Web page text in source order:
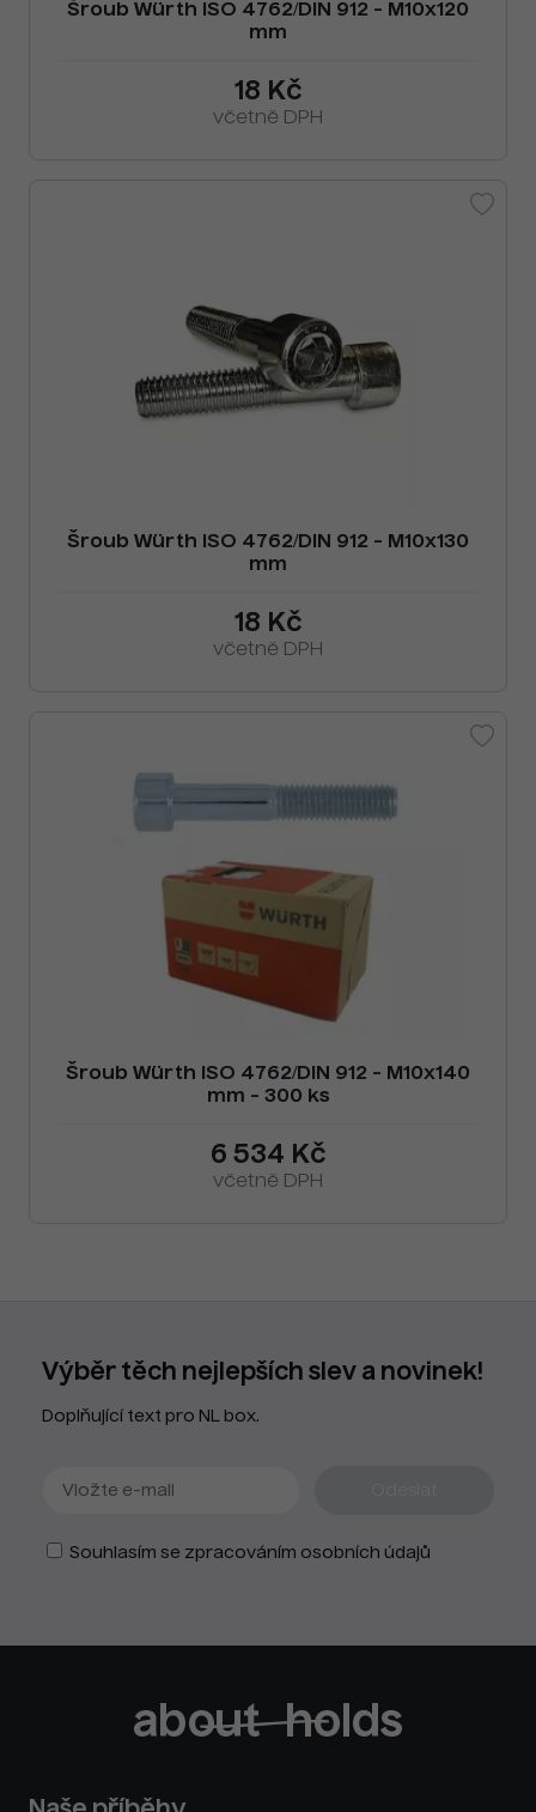
Šroub Würth ISO 4762/DIN 912 - M10x120
mm
18 Kč
včetně DPH
Šroub Würth ISO 4762/DIN 912 - M10x130
mm
18 Kč
včetně DPH
Šroub Würth ISO 4762/DIN 912 - M10x140
mm - 300 ks
6 534 Kč
včetně DPH
Výběr těch nejlepších slev a novinek!
Doplňující text pro NL box.
Souhlasím se zpracováním osobních údajů